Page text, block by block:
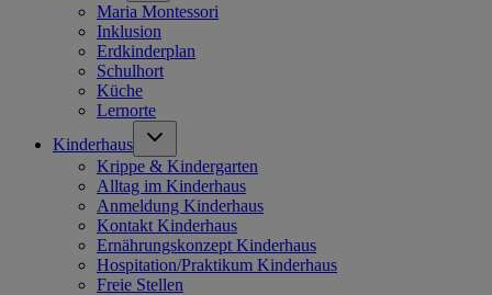
Maria Montessori
Inklusion
Erdkinderplan
Schulhort
Küche
Lernorte
Kinderhaus
Krippe & Kindergarten
Alltag im Kinderhaus
Anmeldung Kinderhaus
Kontakt Kinderhaus
Ernährungskonzept Kinderhaus
Hospitation/Praktikum Kinderhaus
Freie Stellen